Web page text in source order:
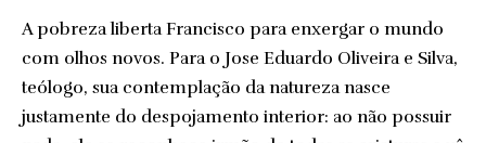
A pobreza liberta Francisco para enxergar o mundo
com olhos novos. Para o Jose Eduardo Oliveira e Silva,
teólogo, sua contemplação da natureza nasce
justamente do despojamento interior: ao não possuir